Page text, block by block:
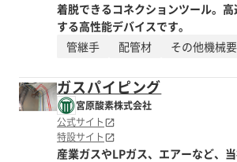
着脱できるコネクションツール。
する高性能デバイスです。
管継手
配管材 その他機械
ガスパイピング
宮原酸素株式会社
公式サイト
特設サイト
産業ガスやLPガス、エアーなど、